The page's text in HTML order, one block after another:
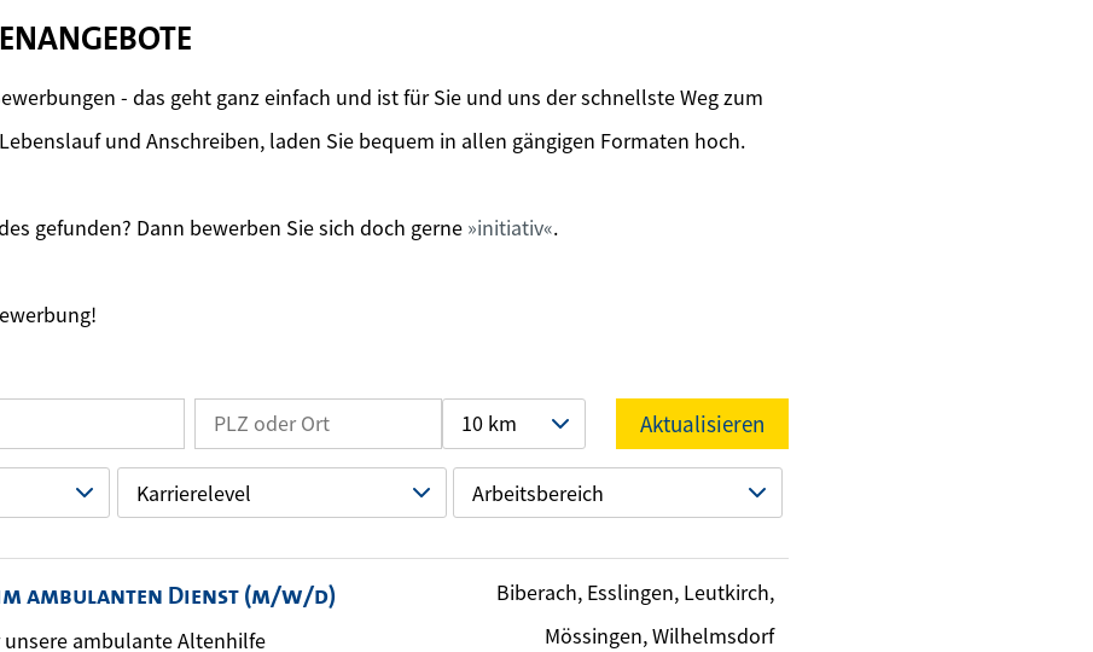
- das geht ganz einfach und ist für Sie und uns der schnellste Weg zum
und Anschreiben, laden Sie bequem in allen gängigen Formaten hoch.
gefunden? Dann bewerben Sie sich doch gerne initiativ .
10 km Aktualisieren
Karrierelevel Arbeitsbereich
ambulanten Dienst (m/w/d)
ambulante Altenhilfe
Biberach, Esslingen, Leutkirch,
Mössingen, Wilhelmsdorf